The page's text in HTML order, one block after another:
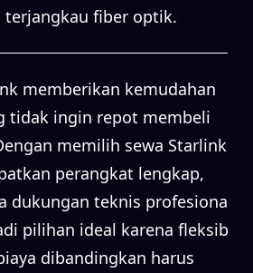
terjangkau fiber optik.
memberikan kemudahan
tidak ingin repot membeli
memilih sewa Starlink,
perangkat lengkap,
dukungan teknis profesional.
pilihan ideal karena fleksibel,
dibandingkan harus